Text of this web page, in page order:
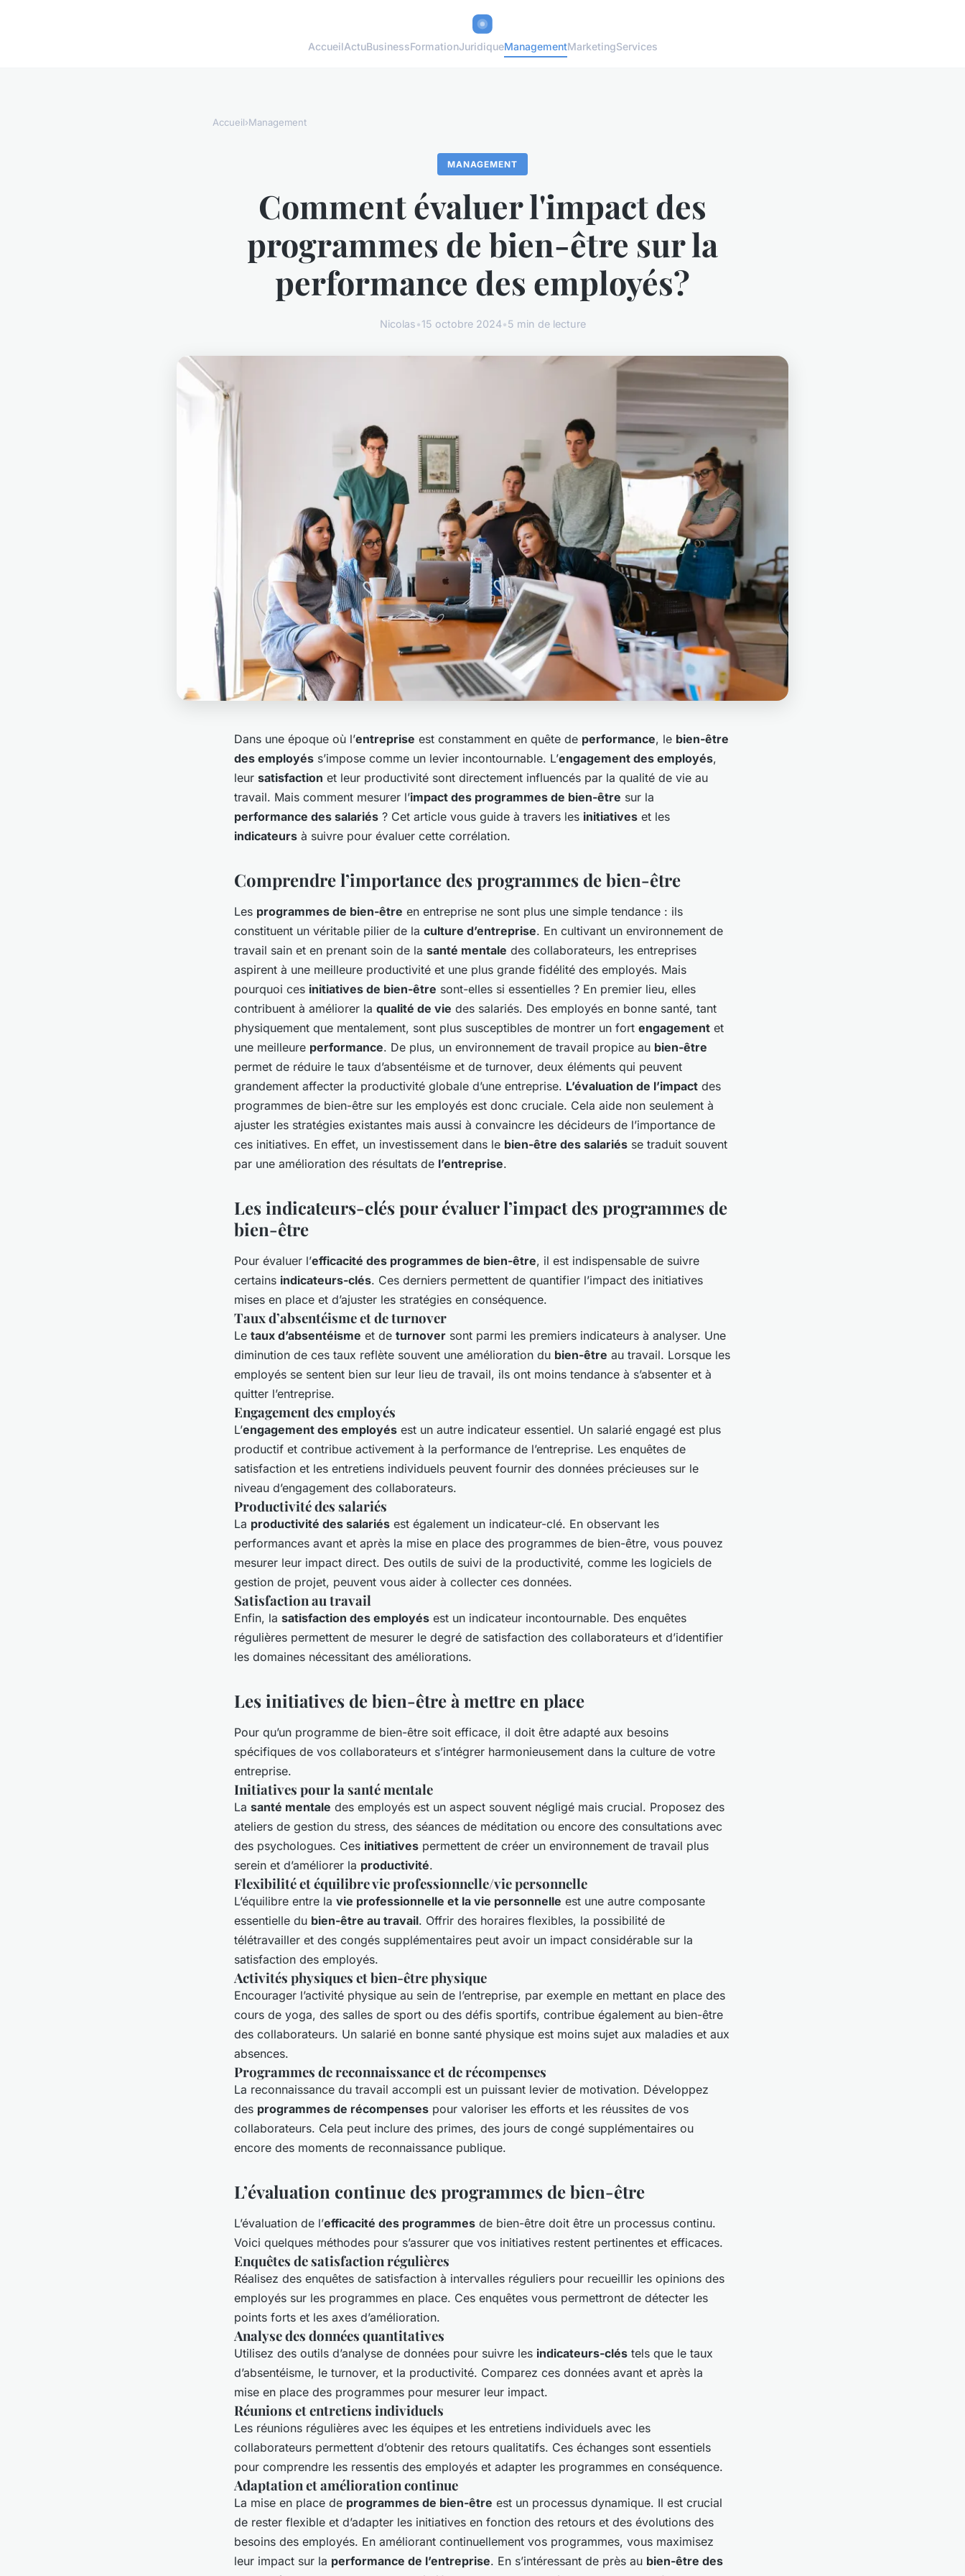
AccueilActuBusinessFormationJuridiqueManagementMarketingServices
Accueil›Management
MANAGEMENT
Comment évaluer l'impact des
programmes de bien-être sur la
performance des employés?
Nicolas•15 octobre 2024•5 min de lecture
Dans une époque où l’entreprise est constamment en quête de performance, le bien-être
des employés s’impose comme un levier incontournable. L’engagement des employés,
leur satisfaction et leur productivité sont directement influencés par la qualité de vie au
travail. Mais comment mesurer l’impact des programmes de bien-être sur la
performance des salariés ? Cet article vous guide à travers les initiatives et les
indicateurs à suivre pour évaluer cette corrélation.
Comprendre l’importance des programmes de bien-être
Les programmes de bien-être en entreprise ne sont plus une simple tendance : ils
constituent un véritable pilier de la culture d’entreprise. En cultivant un environnement de
travail sain et en prenant soin de la santé mentale des collaborateurs, les entreprises
aspirent à une meilleure productivité et une plus grande fidélité des employés. Mais
pourquoi ces initiatives de bien-être sont-elles si essentielles ? En premier lieu, elles
contribuent à améliorer la qualité de vie des salariés. Des employés en bonne santé, tant
physiquement que mentalement, sont plus susceptibles de montrer un fort engagement et
une meilleure performance. De plus, un environnement de travail propice au bien-être
permet de réduire le taux d’absentéisme et de turnover, deux éléments qui peuvent
grandement affecter la productivité globale d’une entreprise. L’évaluation de l’impact des
programmes de bien-être sur les employés est donc cruciale. Cela aide non seulement à
ajuster les stratégies existantes mais aussi à convaincre les décideurs de l’importance de
ces initiatives. En effet, un investissement dans le bien-être des salariés se traduit souvent
par une amélioration des résultats de l’entreprise.
Les indicateurs-clés pour évaluer l’impact des programmes de
bien-être
Pour évaluer l’efficacité des programmes de bien-être, il est indispensable de suivre
certains indicateurs-clés. Ces derniers permettent de quantifier l’impact des initiatives
mises en place et d’ajuster les stratégies en conséquence.
Taux d’absentéisme et de turnover
Le taux d’absentéisme et de turnover sont parmi les premiers indicateurs à analyser. Une
diminution de ces taux reflète souvent une amélioration du bien-être au travail. Lorsque les
employés se sentent bien sur leur lieu de travail, ils ont moins tendance à s’absenter et à
quitter l’entreprise.
Engagement des employés
L’engagement des employés est un autre indicateur essentiel. Un salarié engagé est plus
productif et contribue activement à la performance de l’entreprise. Les enquêtes de
satisfaction et les entretiens individuels peuvent fournir des données précieuses sur le
niveau d’engagement des collaborateurs.
Productivité des salariés
La productivité des salariés est également un indicateur-clé. En observant les
performances avant et après la mise en place des programmes de bien-être, vous pouvez
mesurer leur impact direct. Des outils de suivi de la productivité, comme les logiciels de
gestion de projet, peuvent vous aider à collecter ces données.
Satisfaction au travail
Enfin, la satisfaction des employés est un indicateur incontournable. Des enquêtes
régulières permettent de mesurer le degré de satisfaction des collaborateurs et d’identifier
les domaines nécessitant des améliorations.
Les initiatives de bien-être à mettre en place
Pour qu’un programme de bien-être soit efficace, il doit être adapté aux besoins
spécifiques de vos collaborateurs et s’intégrer harmonieusement dans la culture de votre
entreprise.
Initiatives pour la santé mentale
La santé mentale des employés est un aspect souvent négligé mais crucial. Proposez des
ateliers de gestion du stress, des séances de méditation ou encore des consultations avec
des psychologues. Ces initiatives permettent de créer un environnement de travail plus
serein et d’améliorer la productivité.
Flexibilité et équilibre vie professionnelle/vie personnelle
L’équilibre entre la vie professionnelle et la vie personnelle est une autre composante
essentielle du bien-être au travail. Offrir des horaires flexibles, la possibilité de
télétravailler et des congés supplémentaires peut avoir un impact considérable sur la
satisfaction des employés.
Activités physiques et bien-être physique
Encourager l’activité physique au sein de l’entreprise, par exemple en mettant en place des
cours de yoga, des salles de sport ou des défis sportifs, contribue également au bien-être
des collaborateurs. Un salarié en bonne santé physique est moins sujet aux maladies et aux
absences.
Programmes de reconnaissance et de récompenses
La reconnaissance du travail accompli est un puissant levier de motivation. Développez
des programmes de récompenses pour valoriser les efforts et les réussites de vos
collaborateurs. Cela peut inclure des primes, des jours de congé supplémentaires ou
encore des moments de reconnaissance publique.
L’évaluation continue des programmes de bien-être
L’évaluation de l’efficacité des programmes de bien-être doit être un processus continu.
Voici quelques méthodes pour s’assurer que vos initiatives restent pertinentes et efficaces.
Enquêtes de satisfaction régulières
Réalisez des enquêtes de satisfaction à intervalles réguliers pour recueillir les opinions des
employés sur les programmes en place. Ces enquêtes vous permettront de détecter les
points forts et les axes d’amélioration.
Analyse des données quantitatives
Utilisez des outils d’analyse de données pour suivre les indicateurs-clés tels que le taux
d’absentéisme, le turnover, et la productivité. Comparez ces données avant et après la
mise en place des programmes pour mesurer leur impact.
Réunions et entretiens individuels
Les réunions régulières avec les équipes et les entretiens individuels avec les
collaborateurs permettent d’obtenir des retours qualitatifs. Ces échanges sont essentiels
pour comprendre les ressentis des employés et adapter les programmes en conséquence.
Adaptation et amélioration continue
La mise en place de programmes de bien-être est un processus dynamique. Il est crucial
de rester flexible et d’adapter les initiatives en fonction des retours et des évolutions des
besoins des employés. En améliorant continuellement vos programmes, vous maximisez
leur impact sur la performance de l’entreprise. En s’intéressant de près au bien-être des